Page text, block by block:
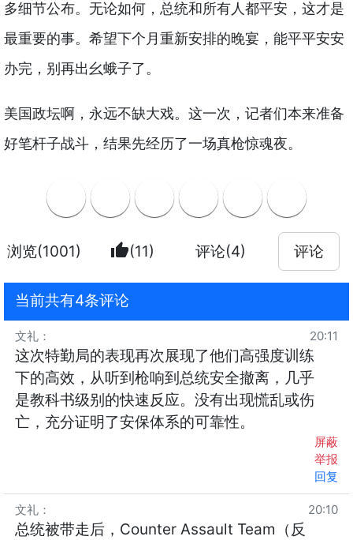
多细节公布。无论如何，总统和所有人都平安，这才是
最重要的事。希望下个月重新安排的晚宴，能平平安安
办完，别再出幺蛾子了。
美国政坛啊，永远不缺大戏。这一次，记者们本来准备
好笔杆子战斗，结果先经历了一场真枪惊魂夜。
浏览(1001) thumb_up(11) 评论(4) 评论
当前共有4条评论
文礼 ： 20:11
这次特勤局的表现再次展现了他们高强度训练
下的高效，从听到枪响到总统安全撤离，几乎
是教科书级别的快速反应。没有出现慌乱或伤
亡，充分证明了安保体系的可靠性。
屏蔽
举报
回复
文礼 ： 20:10
总统被带走后，Counter Assault Team（反